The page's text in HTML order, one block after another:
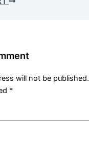
will not be published.
*